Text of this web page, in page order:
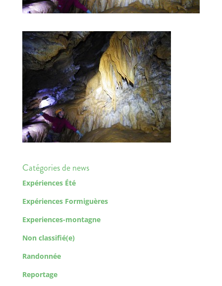
Catégories de news
Expériences Été
Expériences Formiguères
Experiences-montagne
Non classifié(e)
Randonnée
Reportage